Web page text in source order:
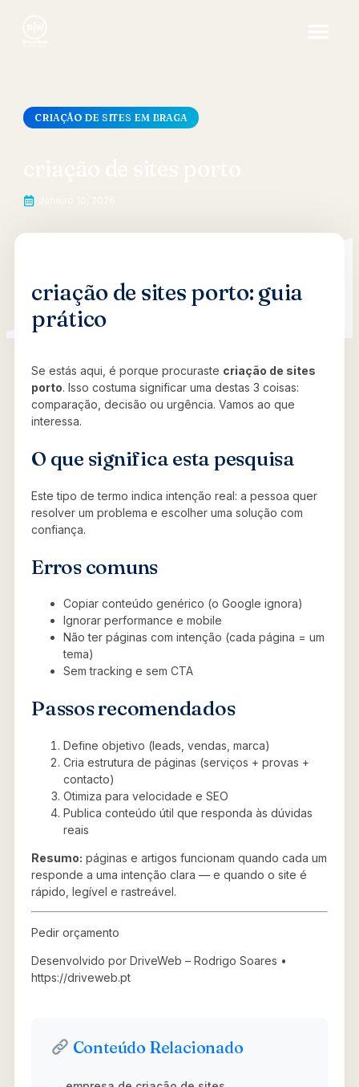
CRIAÇÃO DE SITES EM BRAGA
criação de sites porto: guia
prático
Se estás aqui, é porque procuraste criação de sites
porto. Isso costuma significar uma destas 3 coisas:
comparação, decisão ou urgência. Vamos ao que
interessa.
O que significa esta pesquisa
Este tipo de termo indica intenção real: a pessoa quer
resolver um problema e escolher uma solução com
confiança.
Erros comuns
Copiar conteúdo genérico (o Google ignora)
Ignorar performance e mobile
Não ter páginas com intenção (cada página = um
tema)
Sem tracking e sem CTA
Passos recomendados
Define objetivo (leads, vendas, marca)
Cria estrutura de páginas (serviços + provas +
contacto)
Otimiza para velocidade e SEO
Publica conteúdo útil que responda às dúvidas
reais
Resumo: páginas e artigos funcionam quando cada um
responde a uma intenção clara — e quando o site é
rápido, legível e rastreável.
Pedir orçamento
Desenvolvido por DriveWeb – Rodrigo Soares •
https://driveweb.pt
Conteúdo Relacionado